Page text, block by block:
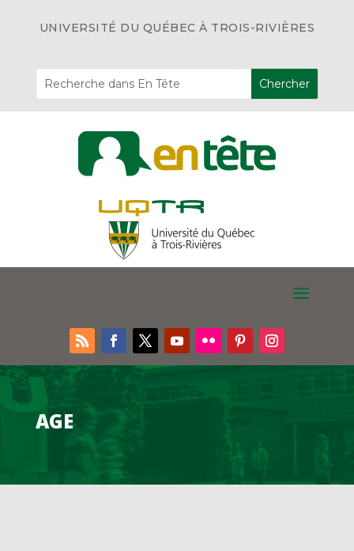
UNIVERSITÉ DU QUÉBEC À TROIS-RIVIÈRES
AGE